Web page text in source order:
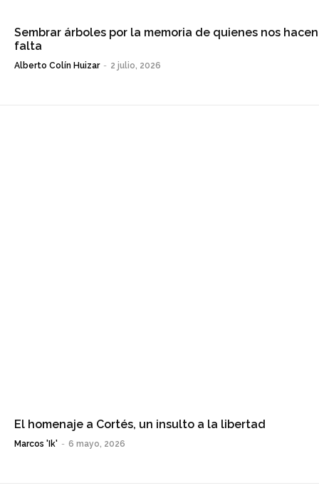
Sembrar árboles por la memoria de quienes nos hacen
falta
Alberto Colín Huizar - 2 julio, 2026
El homenaje a Cortés, un insulto a la libertad
Marcos 'Ik' - 6 mayo, 2026